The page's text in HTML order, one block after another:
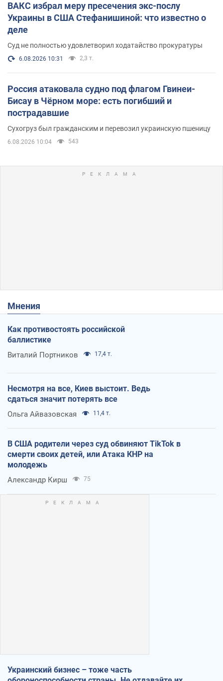
ВАКС избрал меру пресечения экс-послу
Украины в США Стефанишиной: что известно о
деле
Суд не полностью удовлетворил ходатайство прокуратуры
6.08.2026 10:31 2,3 т.
Россия атаковала судно под флагом Гвинеи-
Бисау в Чёрном море: есть погибший и
пострадавшие
Сухогруз был гражданским и перевозил украинскую пшеницу
6.08.2026 10:04 543
Мнения
Как противостоять российской
баллистике
Виталий Портников 17,4 т.
Несмотря на все, Киев выстоит. Ведь
сдаться значит потерять все
Ольга Айвазовская 11,4 т.
В США родители через суд обвиняют TikTok в
смерти своих детей, или Атака КНР на
молодежь
Александр Кирш 75
Украинский бизнес – тоже часть